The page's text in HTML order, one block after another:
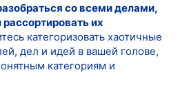
со всеми делами,
их
категоризовать хаотичные
дел и идей в вашей голове,
категориям и